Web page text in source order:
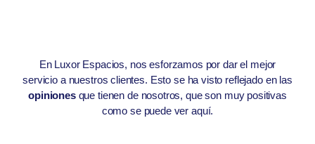
En Luxor Espacios, nos esforzamos por dar el mejor
servicio a nuestros clientes. Esto se ha visto reflejado en las
opinionesque tienen de nosotros, que son muy positivas
como se puede ver aquí.